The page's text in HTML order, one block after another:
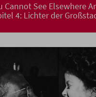
Cannot See Elsewhere
4: Lichter der